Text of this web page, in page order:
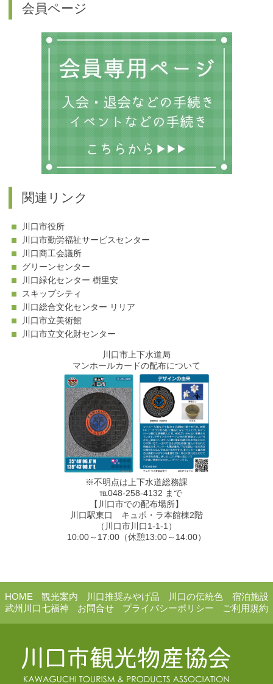
会員ページ
関連リンク
川口市役所
川口市勤労福祉サービスセンター
川口商工会議所
グリーンセンター
川口緑化センター 樹里安
スキップシティ
川口総合文化センター リリア
川口市立美術館
川口市立文化財センター
川口市上下水道局
マンホールカードの配布について
※不明点は上下水道総務課
℡048-258-4132 まで
【川口市での配布場所】
川口駅東口 キュポ・ラ本館棟2階
（川口市川口1-1-1）
10:00～17:00（休憩13:00～14:00）
HOME 観光案内 川口推奨みやげ品 川口の伝統色
宿泊施設
武州川口七福神
お問合せ プライバシーポリシー ご利用規約